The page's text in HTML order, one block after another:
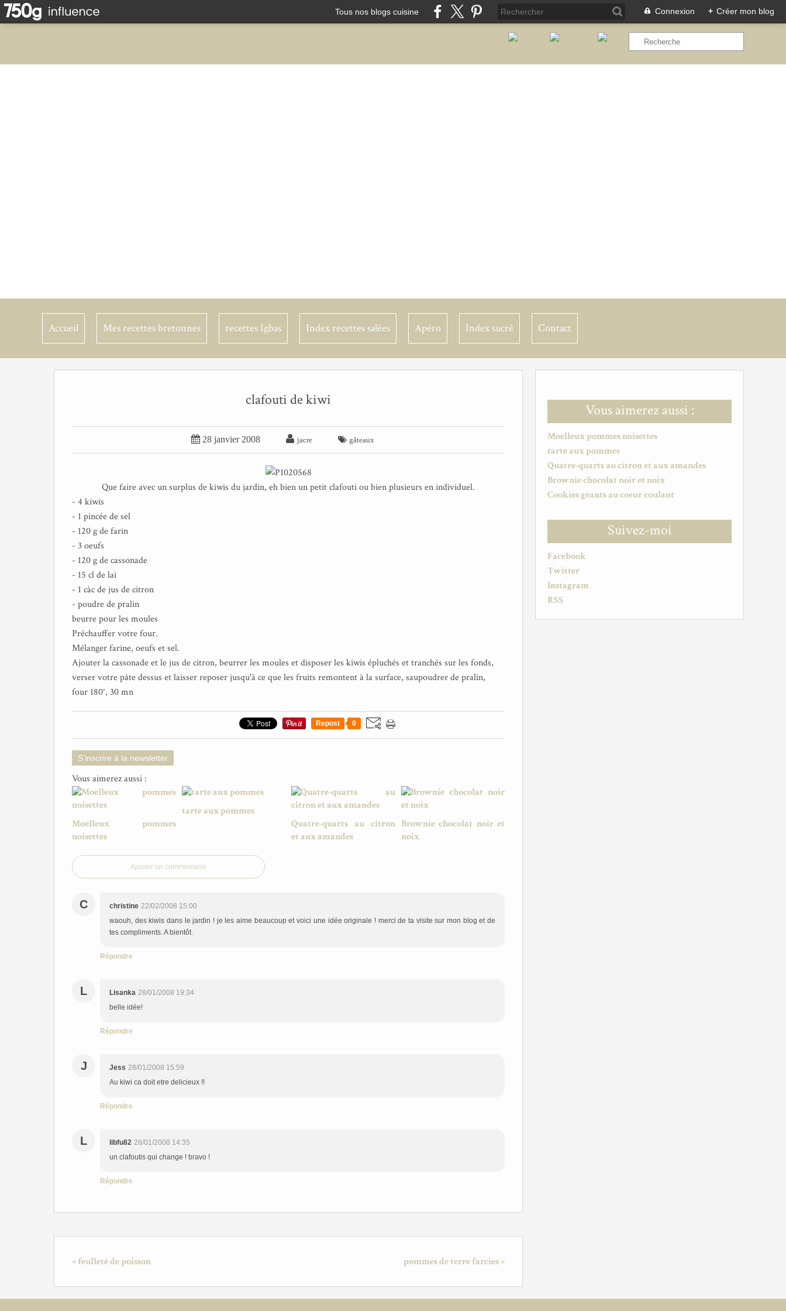
Tous nos blogs cuisine Connexion + Créer mon blog
Accueil Mes recettes bretonnes recettes Igbas Index recettes salées Apéro Index sucré Contact
Vous aimerez aussi :
Moelleux pommes noisettes
tarte aux pommes
Quatre-quarts au citron et aux amandes
Brownie chocolat noir et noix
Cookies géants au coeur coulant
Suivez-moi
Facebook
Twitter
Instagram
RSS
clafouti de kiwi
 28 janvier 2008  jacre  gâteaux
Que faire avec un surplus de kiwis du jardin, eh bien un petit clafouti ou bien plusieurs en individuel.
- 4 kiwis
- 1 pincée de sel
- 120 g de farin
- 3 oeufs
- 120 g de cassonade
- 15 cl de lai
- 1 càc de jus de citron
- poudre de pralin
beurre pour les moules
Préchauffer votre four.
Mélanger farine, oeufs et sel.
Ajouter la cassonade et le jus de citron, beurrer les moules et disposer les kiwis épluchés et tranchés sur les fonds,
verser votre pâte dessus et laisser reposer jusqu'à ce que les fruits remontent à la surface, saupoudrer de pralin,
four 180°, 30 mn
Repost 0
S'inscrire à la newsletter
Vous aimerez aussi :
Moelleux pommes
noisettes
tarte aux pommes
Quatre-quarts au citron
et aux amandes
Brownie chocolat noir et
noix
Ajouter un commentaire
C christine 22/02/2008 15:00
waouh, des kiwis dans le jardin ! je les aime beaucoup et voici une idée originale ! merci de ta visite sur mon blog et de
tes compliments. A bientôt.
Répondre
L Lisanka 28/01/2008 19:34
belle idée!
Répondre
J Jess 28/01/2008 15:59
Au kiwi ca doit etre delicieux !!
Répondre
L libfu82 28/01/2008 14:35
un clafoutis qui change ! bravo !
Répondre
« feulleté de poisson pommes de terre farcies »